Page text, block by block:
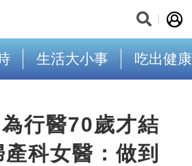
生活大小事 吃出健康
行醫70歲才結
科女醫：做到